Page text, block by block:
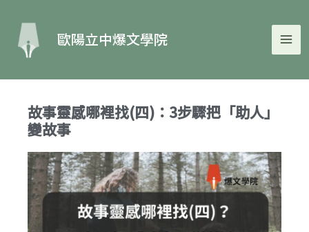
容
歐陽立中爆文學院
故事靈感哪裡找(四)：3步驟把「助人」
變故事